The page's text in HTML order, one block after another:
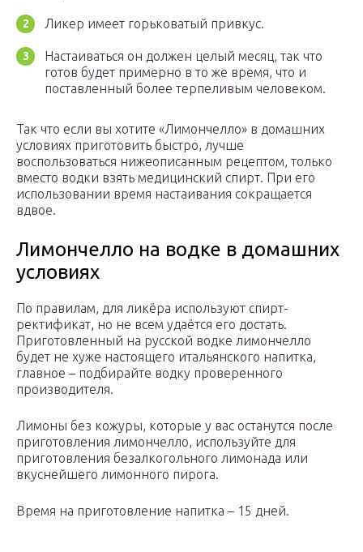
Ликер имеет горьковатый привкус.
Настаиваться он должен целый месяц, так что
готов будет примерно в то же время, что и
поставленный более терпеливым человеком.
Так что если вы хотите «Лимончелло» в домашних
условиях приготовить быстро, лучше
воспользоваться нижеописанным рецептом, только
вместо водки взять медицинский спирт. При его
использовании время настаивания сокращается
вдвое.
Лимончелло на водке в домашних
условиях
По правилам, для ликёра используют спирт-
ректификат, но не всем удаётся его достать.
Приготовленный на русской водке лимончелло
будет не хуже настоящего итальянского напитка,
главное – подбирайте водку проверенного
производителя.
Лимоны без кожуры, которые у вас останутся после
приготовления лимончелло, используйте для
приготовления безалкогольного лимонада или
вкуснейшего лимонного пирога.
Время на приготовление напитка – 15 дней.